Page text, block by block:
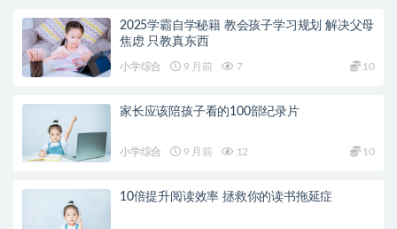
2025学霸自学秘籍 教会孩子学习规划 解决父母
焦虑 只教真东西
小学综合 9 月前 7 10
家长应该陪孩子看的100部纪录片
小学综合 9 月前 12 10
10倍提升阅读效率 拯救你的读书拖延症